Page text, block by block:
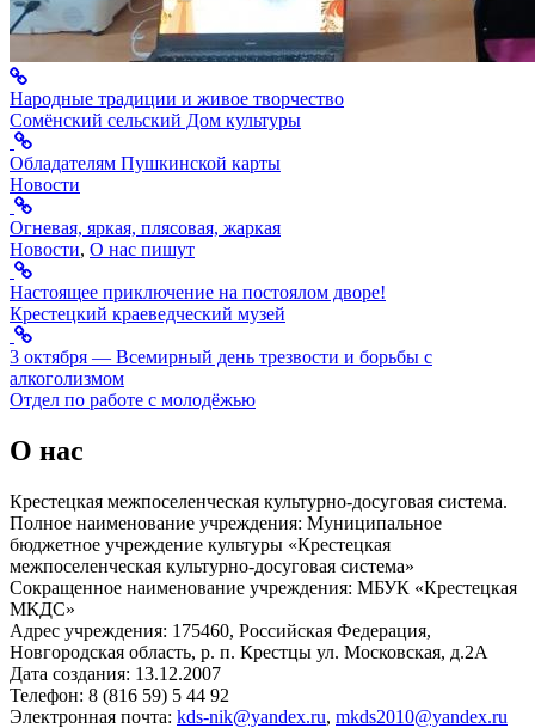
Народные традиции и живое творчество
Сомёнский сельский Дом культуры
Обладателям Пушкинской карты
Новости
Огневая, яркая, плясовая, жаркая
Новости, О нас пишут
Настоящее приключение на постоялом дворе!
Крестецкий краеведческий музей
3 октября — Всемирный день трезвости и борьбы с
алкоголизмом
Отдел по работе с молодёжью
О нас
Крестецкая межпоселенческая культурно-досуговая система.
Полное наименование учреждения: Муниципальное
бюджетное учреждение культуры «Крестецкая
межпоселенческая культурно-досуговая система»
Сокращенное наименование учреждения: МБУК «Крестецкая
МКДС»
Адрес учреждения: 175460, Российская Федерация,
Новгородская область, р. п. Крестцы ул. Московская, д.2А
Дата создания: 13.12.2007
Телефон: 8 (816 59) 5 44 92
Электронная почта: kds-nik@yandex.ru, mkds2010@yandex.ru